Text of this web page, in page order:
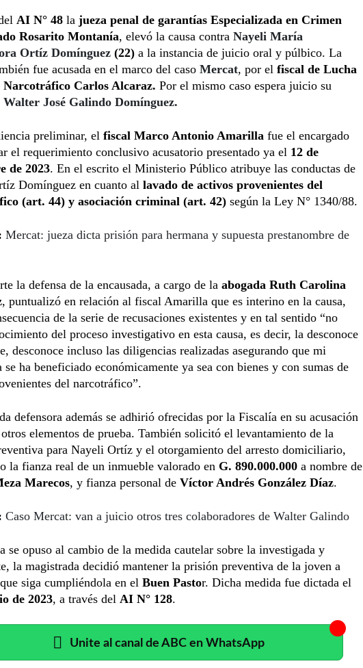
AI N° 48 la jueza penal de garantías Especializada en Crimen
Rosarito Montanía, elevó la causa contra Nayeli María
Ortíz Domínguez (22) a la instancia de juicio oral y púlbico. La
fue acusada en el marco del caso Mercat, por el fiscal de Lucha
Narcotráfico Carlos Alcaraz. Por el mismo caso espera juicio su
Walter José Galindo Domínguez.
preliminar, el fiscal Marco Antonio Amarilla fue el encargado
el requerimiento conclusivo acusatorio presentado ya el 12 de
de 2023. En el escrito el Ministerio Público atribuye las conductas de
Domínguez en cuanto al lavado de activos provenientes del
(art. 44) y asociación criminal (art. 42) según la Ley N° 1340/88.
Mercat: jueza dicta prisión para hermana y supuesta prestanombre de
la defensa de la encausada, a cargo de la abogada Ruth Carolina
, puntualizó en relación al fiscal Amarilla que es interino en la causa,
de la serie de recusaciones existentes y en tal sentido “no
del proceso investigativo en esta causa, es decir, la desconoce
desconoce incluso las diligencias realizadas asegurando que mi
se ha beneficiado económicamente ya sea con bienes y con sumas de
del narcotráfico”.
defensora además se adhirió ofrecidas por la Fiscalía en su acusación
elementos de prueba. También solicitó el levantamiento de la
para Nayeli Ortíz y el otorgamiento del arresto domiciliario,
la fianza real de un inmueble valorado en G. 890.000.000 a nombre de
Marecos, y fianza personal de Víctor Andrés González Díaz.
Caso Mercat: van a juicio otros tres colaboradores de Walter Galindo
se opuso al cambio de la medida cautelar sobre la investigada y
la magistrada decidió mantener la prisión preventiva de la joven a
siga cumpliéndola en el Buen Pastor. Dicha medida fue dictada el
de 2023, a través del AI N° 128.
Unite al canal de ABC en WhatsApp